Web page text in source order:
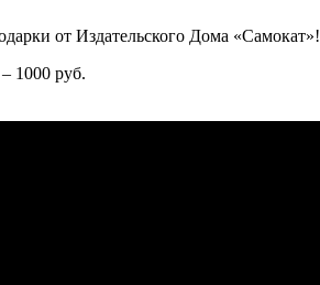
от Издательского Дома «Самокат»!
1000 руб.